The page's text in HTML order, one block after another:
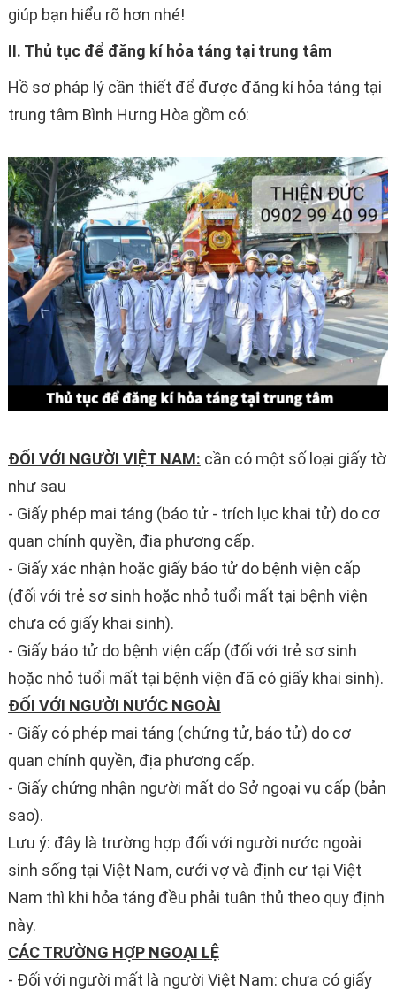
giúp bạn hiểu rõ hơn nhé!
II. Thủ tục để đăng kí hỏa táng tại trung tâm
Hồ sơ pháp lý cần thiết để được đăng kí hỏa táng tại
trung tâm Bình Hưng Hòa gồm có:
ĐỐI VỚI NGƯỜI VIỆT NAM: cần có một số loại giấy tờ
như sau
- Giấy phép mai táng (báo tử - trích lục khai tử) do cơ
quan chính quyền, địa phương cấp.
- Giấy xác nhận hoặc giấy báo tử do bệnh viện cấp
(đối với trẻ sơ sinh hoặc nhỏ tuổi mất tại bệnh viện
chưa có giấy khai sinh).
- Giấy báo tử do bệnh viện cấp (đối với trẻ sơ sinh
hoặc nhỏ tuổi mất tại bệnh viện đã có giấy khai sinh).
ĐỐI VỚI NGƯỜI NƯỚC NGOÀI
- Giấy có phép mai táng (chứng tử, báo tử) do cơ
quan chính quyền, địa phương cấp.
- Giấy chứng nhận người mất do Sở ngoại vụ cấp (bản
sao).
Lưu ý: đây là trường hợp đối với người nước ngoài
sinh sống tại Việt Nam, cưới vợ và định cư tại Việt
Nam thì khi hỏa táng đều phải tuân thủ theo quy định
này.
CÁC TRƯỜNG HỢP NGOẠI LỆ
- Đối với người mất là người Việt Nam: chưa có giấy